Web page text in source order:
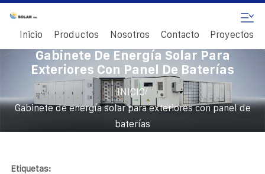
Inicio Productos Nosotros Contacto Proyectos
Gabinete De Energía Solar Para
Exteriores Con Panel De Baterías
INICIO/
Gabinete de energía solar para exteriores con panel de
baterías
Etiquetas: